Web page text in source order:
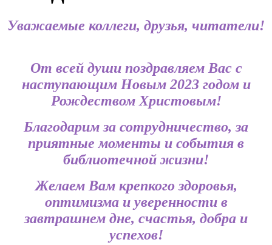
Уважаемые коллеги, друзья, читатели!
От всей души поздравляем Вас с
наступающим Новым 2023 годом и
Рождеством Христовым!
Благодарим за сотрудничество, за
приятные моменты и события в
библиотечной жизни!
Желаем Вам крепкого здоровья,
оптимизма и уверенности в
завтрашнем дне, счастья, добра и
успехов!